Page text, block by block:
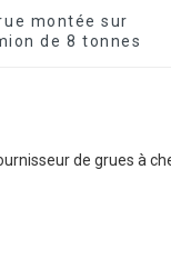
montée sur
de 8 tonnes